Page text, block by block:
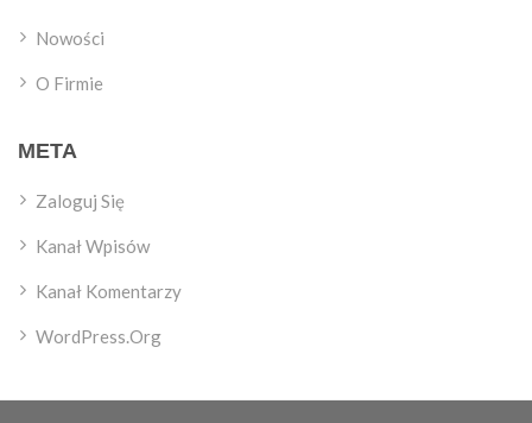
Nowości
O Firmie
META
Zaloguj Się
Kanał Wpisów
Kanał Komentarzy
WordPress.org